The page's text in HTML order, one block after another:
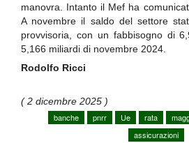
manovra. Intanto il Mef ha
A novembre il saldo del settore
provvisoria, con un fabbisogno di
5,166 miliardi di novembre 2024.
Rodolfo Ricci
( 2 dicembre 2025 )
banche
pnrr Ue rata
assicurazioni